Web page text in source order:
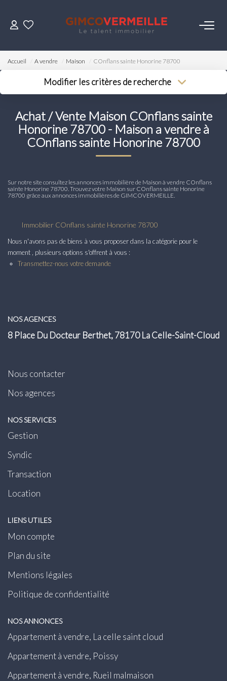
ACHETER
VENDRE
LOUER
ESTIMER
Gestion
Location
Accueil A vendre Maison COnflans sainte Honorine 78700
Modifier les critères de recherche
Sélectionnez...
Type de bien Surface min
Budget max
Achat / Vente Maison COnflans sainte
Honorine 78700 - Maison a vendre à
COnflans sainte Honorine 78700
Sur notre site consultez les annonces immobilière de Maison à vendre COnflans
sainte Honorine 78700. Trouvez votre Maison sur COnflans sainte Honorine
78700 grâce aux annonces immobilières de GIMCOVERMEILLE.
Immobilier COnflans sainte Honorine 78700
Nous n'avons pas de biens à vous proposer dans la catégorie pour le
moment , plusieurs options s'offrent à vous :
Transmettez-nous votre demande
NOS AGENCES
8 Place Du Docteur Berthet, 78170 La Celle-Saint-Cloud
Nous contacter
Nos agences
NOS SERVICES
Gestion
Syndic
Transaction
Location
LIENS UTILES
Mon compte
Plan du site
Mentions légales
Politique de confidentialité
NOS ANNONCES
Appartement à vendre, La celle saint cloud
Appartement à vendre, Poissy
Appartement à vendre, Rueil malmaison